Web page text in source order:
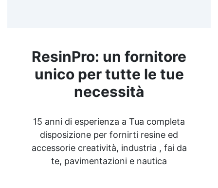
ResinPro: un fornitore
unico per tutte le tue
necessità
15 anni di esperienza a Tua completa
disposizione per fornirti resine ed
accessorie creatività, industria , fai da
te, pavimentazioni e nautica